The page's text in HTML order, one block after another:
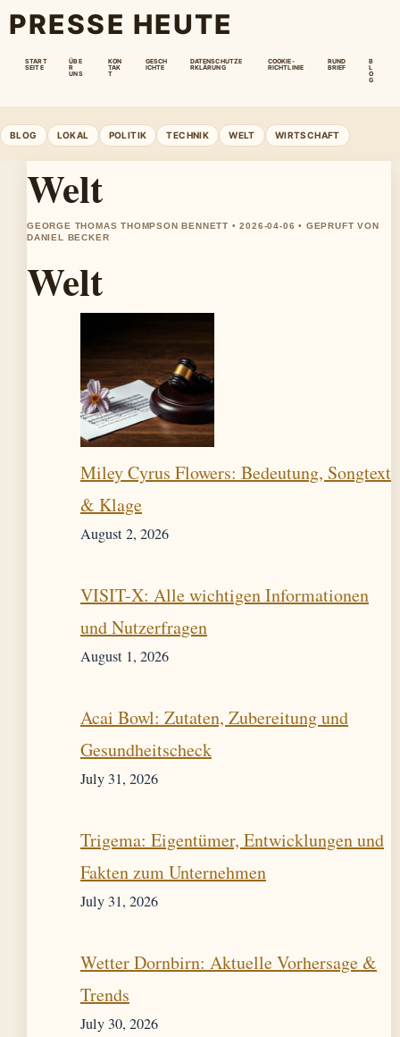
PRESSE HEUTE
START
SEITE
ÜBE
R
UNS
KON
TAK
T
GESCH
ICHTE
DATENSCHUTZE
RKLÄRUNG
COOKIE-
RICHTLINIE
RUND
BRIEF
B
L
O
G
BLOG LOKAL POLITIK TECHNIK WELT WIRTSCHAFT
Welt
GEORGE THOMAS THOMPSON BENNETT • 2026-04-06 • GEPRUFT VON
DANIEL BECKER
Welt
Miley Cyrus Flowers: Bedeutung, Songtext
& Klage
August 2, 2026
VISIT-X: Alle wichtigen Informationen
und Nutzerfragen
August 1, 2026
Acai Bowl: Zutaten, Zubereitung und
Gesundheitscheck
July 31, 2026
Trigema: Eigentümer, Entwicklungen und
Fakten zum Unternehmen
July 31, 2026
Wetter Dornbirn: Aktuelle Vorhersage &
Trends
July 30, 2026